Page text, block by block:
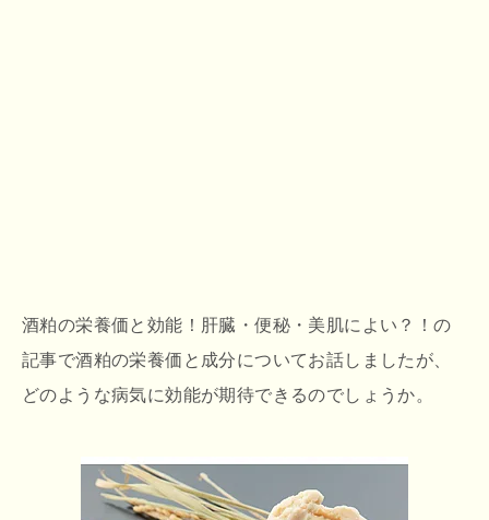
酒粕の栄養価と効能！肝臓・便秘・美肌によい？！の
記事で酒粕の栄養価と成分についてお話しましたが、
どのような病気に効能が期待できるのでしょうか。